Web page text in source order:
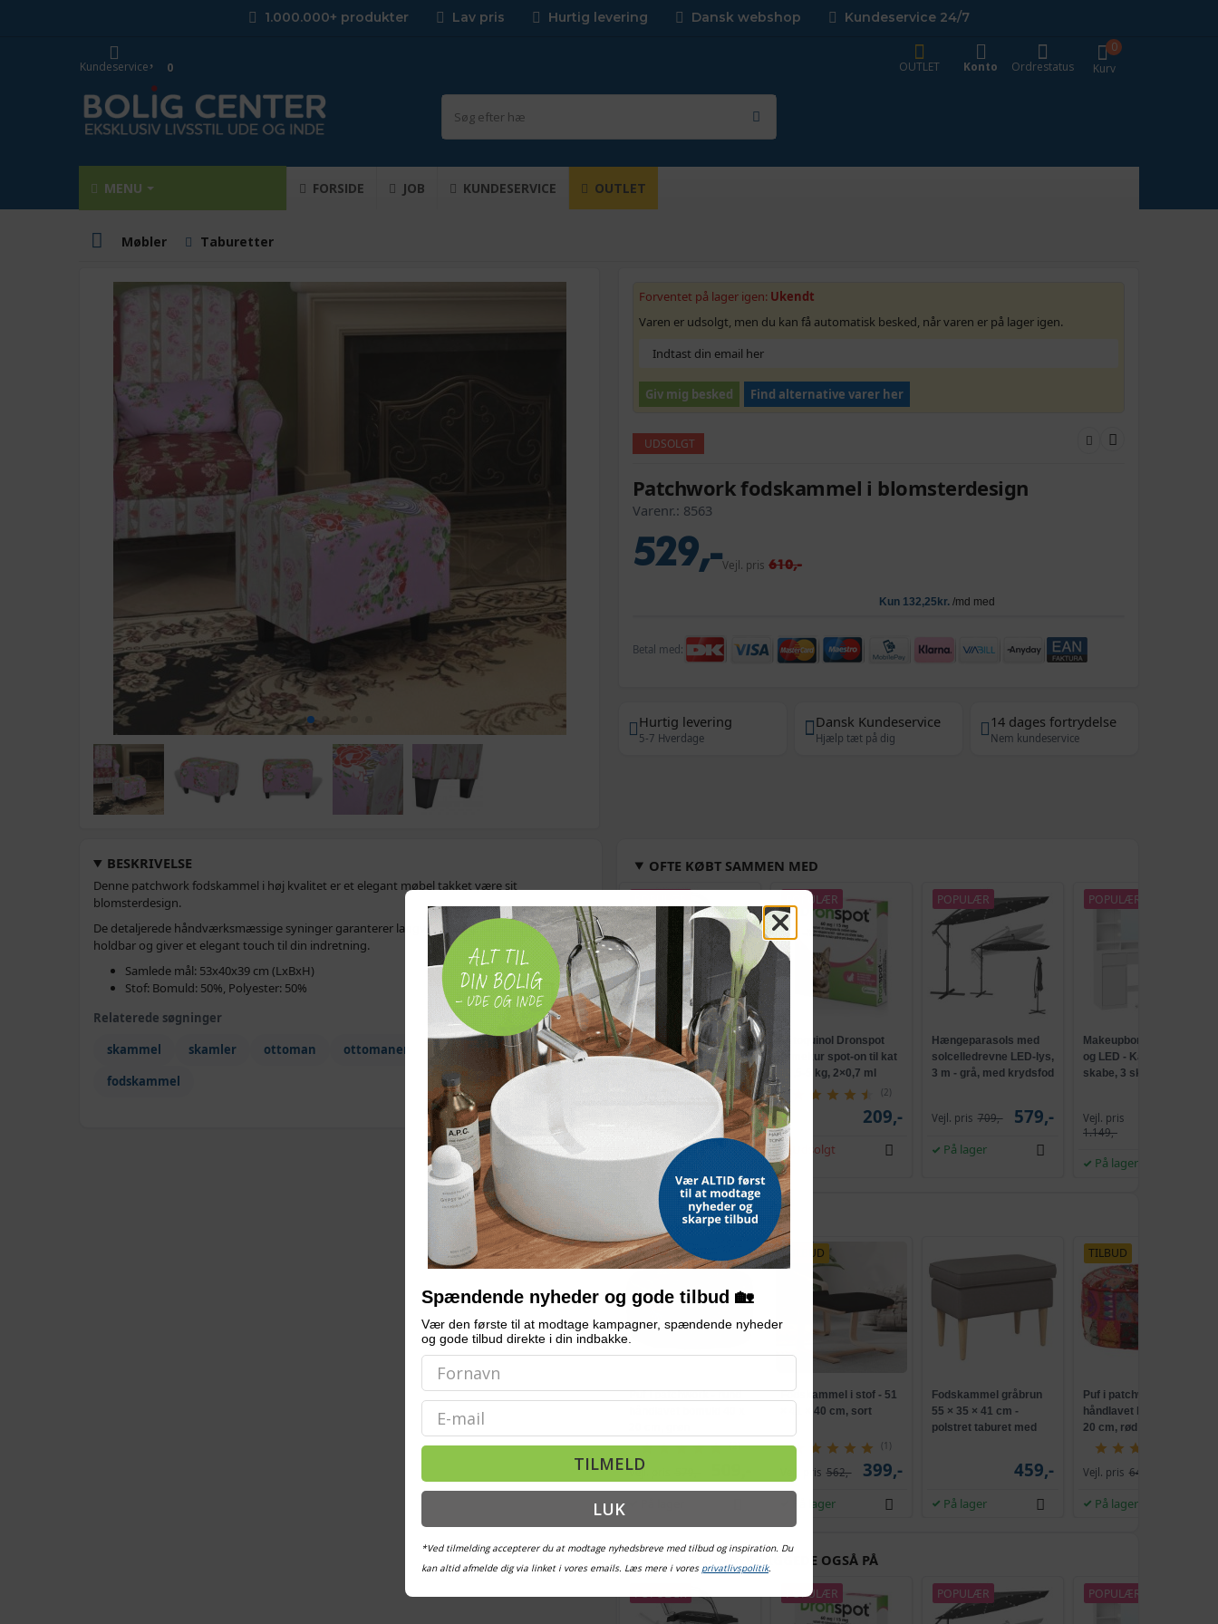
1.000.000+ produkter Lav pris Hurtig levering Dansk webshop Kundeservice 24/7
Kurv
0
OUTLET
Konto Ordrestatus
Kundeservice 0
MENU FORSIDE JOB KUNDESERVICE OUTLET
Møbler Taburetter
Forventet på lager igen: Ukendt
Varen er udsolgt, men du kan få automatisk besked, når varen er på lager igen.
Giv mig besked Find alternative varer her
UDSOLGT
Patchwork fodskammel i blomsterdesign
Varenr.: 8563
529,-Vejl. pris 610,-
Betal med:
Hurtig levering
5-7 Hverdage
Dansk Kundeservice
Hjælp tæt på dig
14 dages fortrydelse
Nem kundeservice
BESKRIVELSE
Denne patchwork fodskammel i høj kvalitet er et elegant møbel takket være sit
blomsterdesign.
De detaljerede håndværksmæssige syninger garanterer langvarig brug. Skamlen er meget
holdbar og giver et elegant touch til din indretning.
Samlede mål: 53x40x39 cm (LxBxH)
Stof: Bomuld: 50%, Polyester: 50%
Relaterede søgninger
skammel
skamler ottoman ottomaner puf
puffer
fodskammel
OFTE KØBT SAMMEN MED
Bordmodel
isterningmaskine - 9
terninger på 6 min.,
selvrensende, sort
509,-
Snart på lager
POPULÆR
Vetoquinol Dronspot
ormekur spot-on til kat
- 2,5-5 kg, 2×0,7 ml
(2)
209,-
Udsolgt
POPULÆR
Hængeparasols med
solcelledrevne LED-lys,
3 m - grå, med krydsfod
Vejl. pris 709,- 579,-
På lager
POPULÆR
Makeupbord med spejl
og LED - Kailyn, 2
skabe, 3 skuffer, 5
uden værktøj - cloud
hvid
Vejl. pris
1.149,-
På lager
ALTERNATIVE VARER
TILBUD
Puf i patchwork - rund
(2)
Vejl. pris
TILBUD
Fodskammel i stof - 51
× 41 × 40 cm, sort
(1)
Vejl. pris 562,- 399,-
På lager
Fodskammel gråbrun
55 × 35 × 41 cm -
polstret taburet med
459,-
På lager
TILBUD
Puf i patchwork - rund,
håndlavet bomuld 40 ×
20 cm, rød
Vejl. pris 640,-
På lager
ANDRE KUNDER KIGGEDE OGSÅ PÅ
POPULÆR POPULÆR POPULÆR POPULÆR
Spændende nyheder og gode tilbud 🏡
Vær den første til at modtage kampagner, spændende nyheder
og gode tilbud direkte i din indbakke.
Email
TILMELD
LUK
*Ved tilmelding accepterer du at modtage nyhedsbreve med tilbud og inspiration. Du
kan altid afmelde dig via linket i vores emails. Læs mere i vores privatlivspolitik.